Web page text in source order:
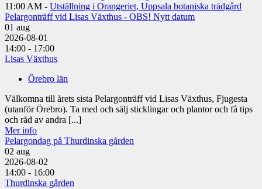
11:00 AM - Utställning i Orangeriet, Uppsala botaniska trädgård
Pelargonträff vid Lisas Växthus - OBS! Nytt datum
01 aug
2026-08-01
14:00 - 17:00
Lisas Växthus
Örebro län
Välkomna till årets sista Pelargonträff vid Lisas Växthus, Fjugesta
(utanför Örebro). Ta med och sälj sticklingar och plantor och få tips
och råd av andra [...]
Mer info
Pelargondag på Thurdinska gården
02 aug
2026-08-02
14:00 - 16:00
Thurdinska gården